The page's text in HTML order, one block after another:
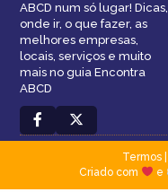
ABCD num só lugar! Dicas,
onde ir, o que fazer, as
melhores empresas,
locais, serviços e muito
mais no guia Encontra
ABCD
Termos|
Criado com
e